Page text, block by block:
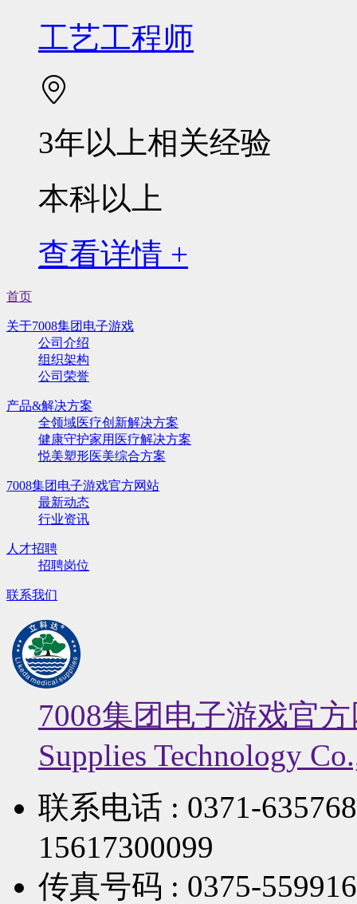
工艺工程师
3年以上相关经验
本科以上
查看详情 +
首页
关于7008集团电子游戏
公司介绍
组织架构
公司荣誉
产品&解决方案
全领域医疗创新解决方案
健康守护家用医疗解决方案
悦美塑形医美综合方案
7008集团电子游戏官方网站
最新动态
行业资讯
人才招聘
招聘岗位
联系我们
7008集团电子游戏官
Supplies Technology
联系电话 : 0371-
15617300099
传真号码 : 0375-